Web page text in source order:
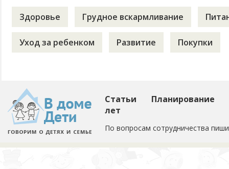
Здоровье Грудное вскармливание
Уход за ребенком Развитие Покупки
Статьи
Планирование
лет
По вопросам сотрудничества